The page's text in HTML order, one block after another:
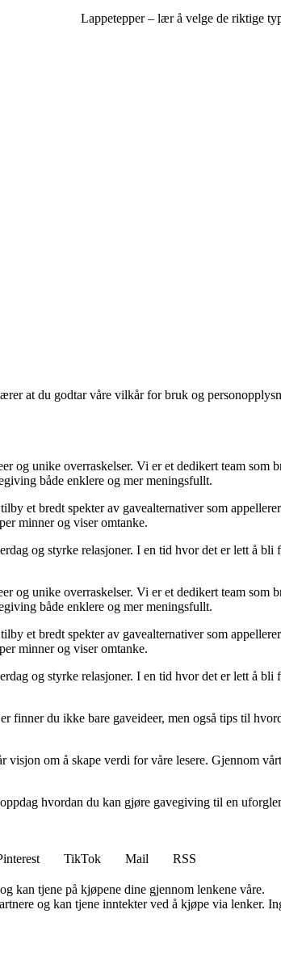
Lappetepper – lær å velge de riktige
at du godtar våre vilkår for bruk og
unike overraskelser. Vi er et dedikert team som
både enklere og mer meningsfullt.
et bredt spekter av gavealternativer som
minner og viser omtanke.
og styrke relasjoner. I en tid hvor det er lett å
unike overraskelser. Vi er et dedikert team som
både enklere og mer meningsfullt.
et bredt spekter av gavealternativer som
minner og viser omtanke.
og styrke relasjoner. I en tid hvor det er lett å
du ikke bare gaveideer, men også tips til
om å skape verdi for våre lesere. Gjennom
hvordan du kan gjøre gavegiving til en
TikTok Mail
RSS
kan tjene på kjøpene dine gjennom lenkene våre.
og kan tjene inntekter ved å kjøpe via lenker.